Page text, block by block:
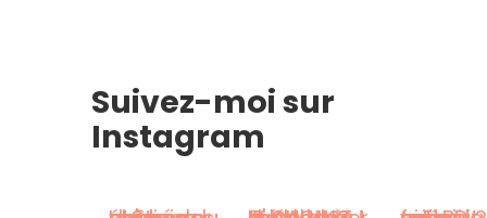
Suivez-moi sur
Instagram